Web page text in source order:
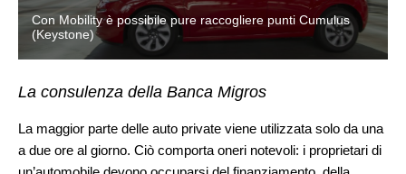
Con Mobility è possibile pure raccogliere punti Cumulus
(Keystone)
La consulenza della Banca Migros
La maggior parte delle auto private viene utilizzata solo da una
a due ore al giorno. Ciò comporta oneri notevoli: i proprietari di